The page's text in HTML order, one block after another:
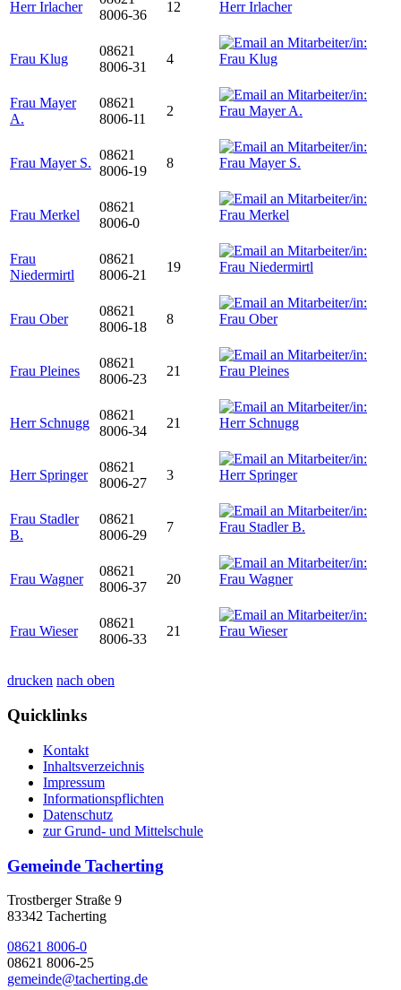
Herr Irlacher
8006-36
12
Frau Klug
08621
8006-31
4
Frau Mayer
A.
08621
8006-11
2
Frau Mayer S.
08621
8006-19
8
Frau Merkel
08621
8006-0
Frau
Niedermirtl
08621
8006-21
19
Frau Ober
08621
8006-18
8
Frau Pleines
08621
8006-23
21
Herr Schnugg
08621
8006-34
21
Herr Springer
08621
8006-27
3
Frau Stadler
B.
08621
8006-29
7
Frau Wagner
08621
8006-37
20
Frau Wieser
08621
8006-33
21
drucken nach oben
Quicklinks
Kontakt
Inhaltsverzeichnis
Impressum
Informationspflichten
Datenschutz
zur Grund- und Mittelschule
Gemeinde Tacherting
Trostberger Straße 9
83342 Tacherting
08621 8006-0
08621 8006-25
gemeinde@tacherting.de